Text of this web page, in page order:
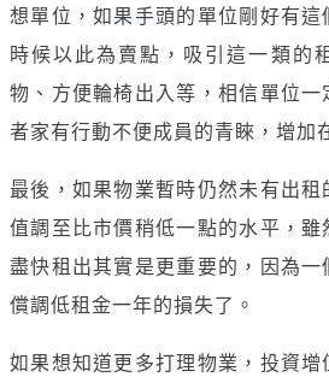
想單位，如果手頭的單位剛好有
時候以此為賣點，吸引這一類的
物、方便輪椅出入等，相信單位
者家有行動不便成員的青睞，增加
最後，如果物業暫時仍然未有出
值調至比市價稍低一點的水平，
盡快租出其實是更重要的，因為
償調低租金一年的損失了。
如果想知道更多打理物業，投資